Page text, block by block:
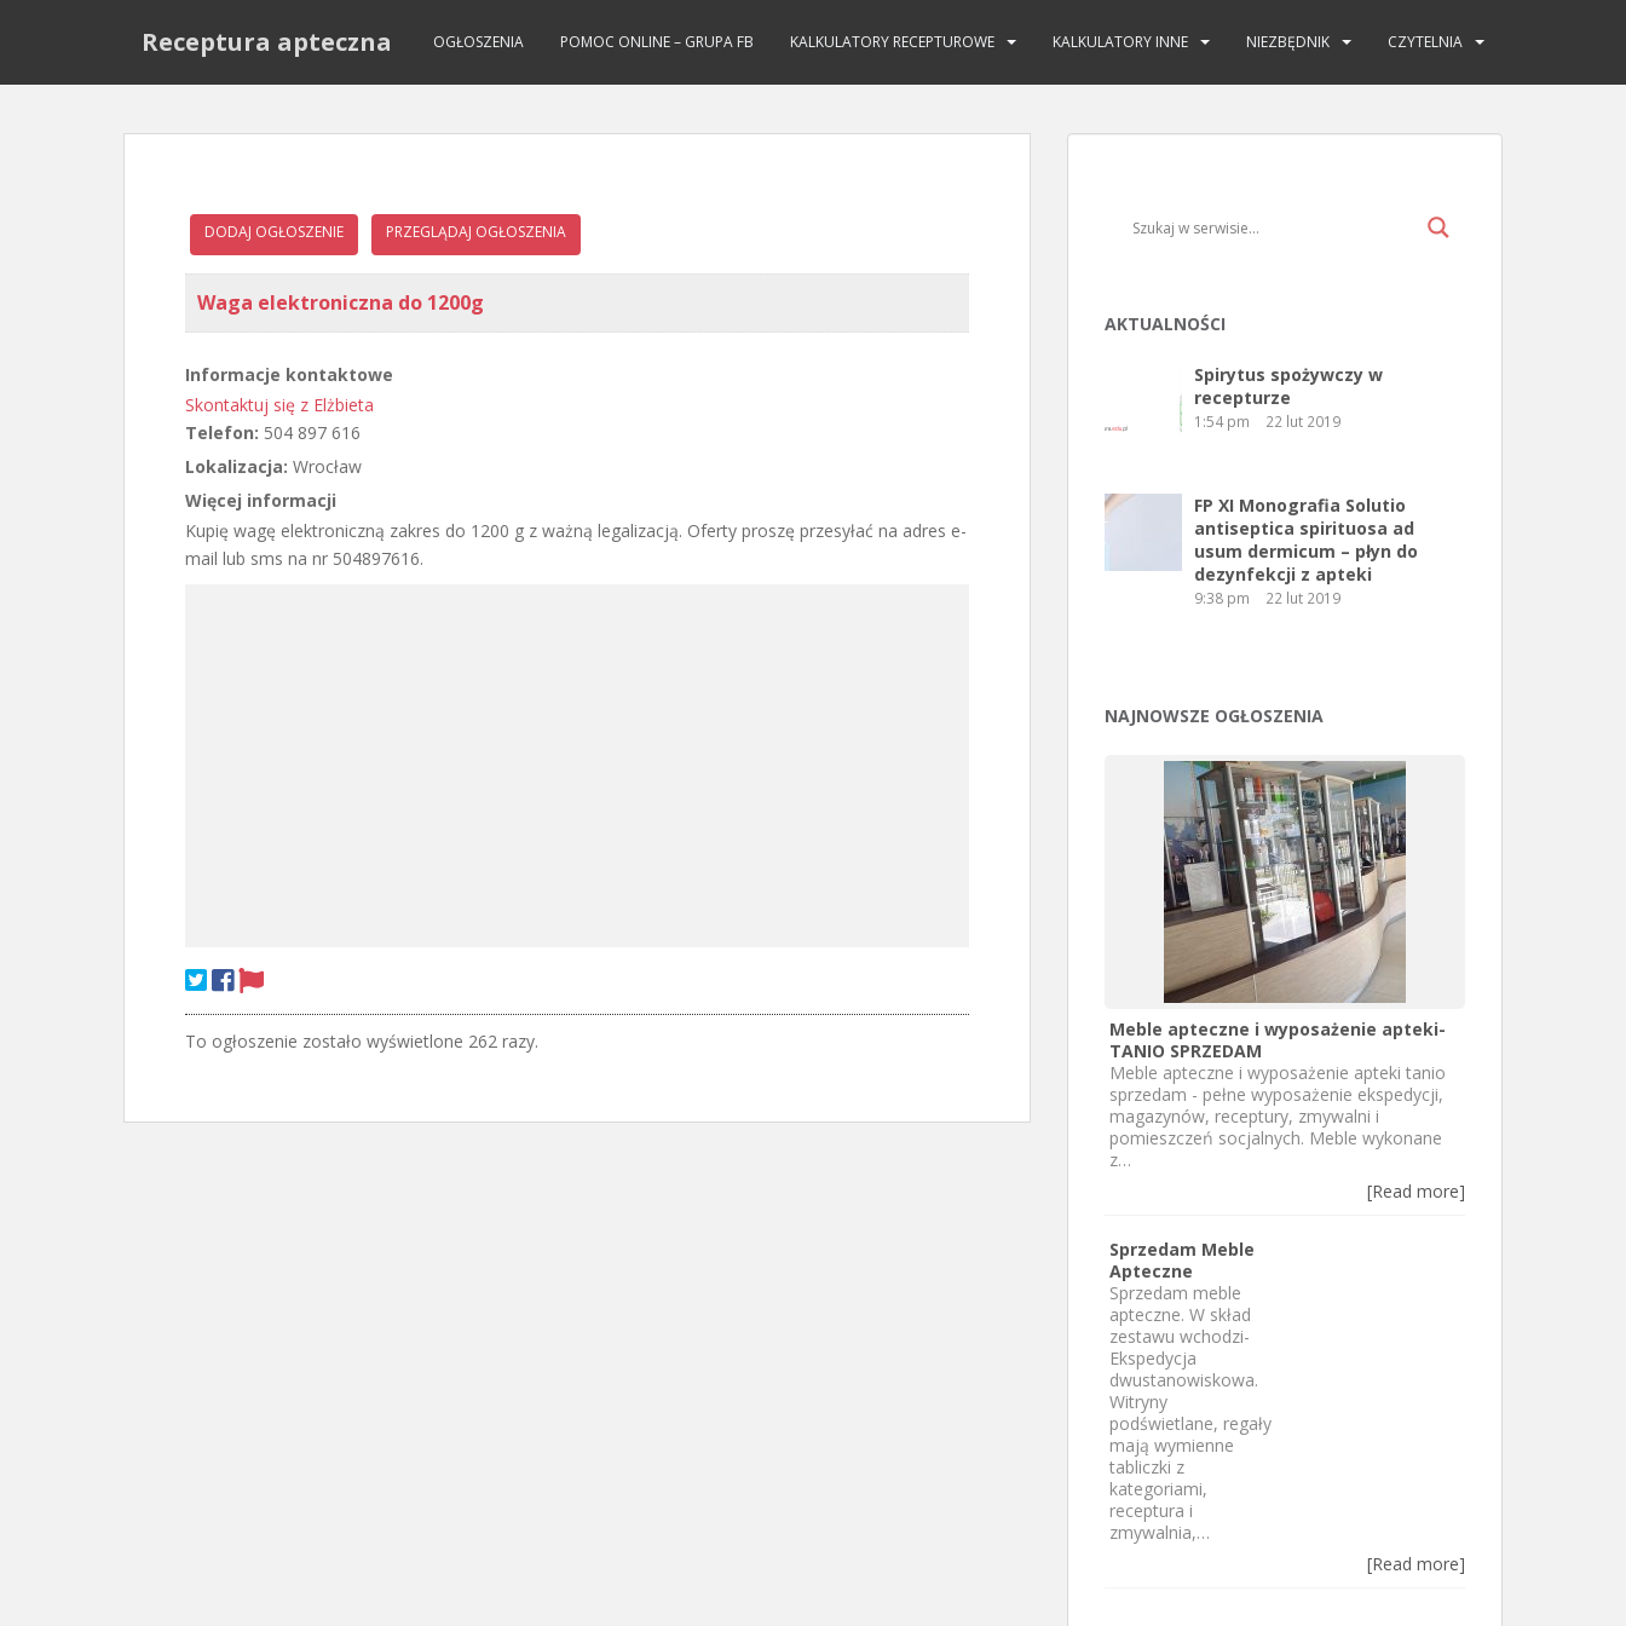
Receptura apteczna OGŁOSZENIA POMOC ONLINE – GRUPA FB KALKULATORY RECEPTUROWE KALKULATORY INNE NIEZBĘDNIK CZYTELNIA
DODAJ OGŁOSZENIE PRZEGLĄDAJ OGŁOSZENIA
Waga elektroniczna do 1200g
Informacje kontaktowe
Skontaktuj się z Elżbieta
Telefon: 504 897 616
Lokalizacja: Wrocław
Więcej informacji
Kupię wagę elektroniczną zakres do 1200 g z ważną legalizacją. Oferty proszę przesyłać na adres e-
mail lub sms na nr 504897616.
To ogłoszenie zostało wyświetlone 262 razy.
AKTUALNOŚCI
Spirytus spożywczy w
recepturze
1:54 pm 22 lut 2019
FP XI Monografia Solutio
antiseptica spirituosa ad
usum dermicum – płyn do
dezynfekcji z apteki
9:38 pm 22 lut 2019
NAJNOWSZE OGŁOSZENIA
Meble apteczne i wyposażenie apteki-
TANIO SPRZEDAM
Meble apteczne i wyposażenie apteki tanio
sprzedam - pełne wyposażenie ekspedycji,
magazynów, receptury, zmywalni i
pomieszczeń socjalnych. Meble wykonane
z…
[Read more]
Sprzedam Meble
Apteczne
Sprzedam meble
apteczne. W skład
zestawu wchodzi-
Ekspedycja
dwustanowiskowa.
Witryny
podświetlane, regały
mają wymienne
tabliczki z
kategoriami,
receptura i
zmywalnia,…
[Read more]